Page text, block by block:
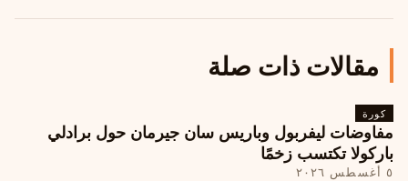
مقالات ذات صلة
كورة
مفاوضات ليفربول وباريس سان جيرمان حول برادلي
باركولا تكتسب زخمًا
٥ أغسطس ٢٠٢٦